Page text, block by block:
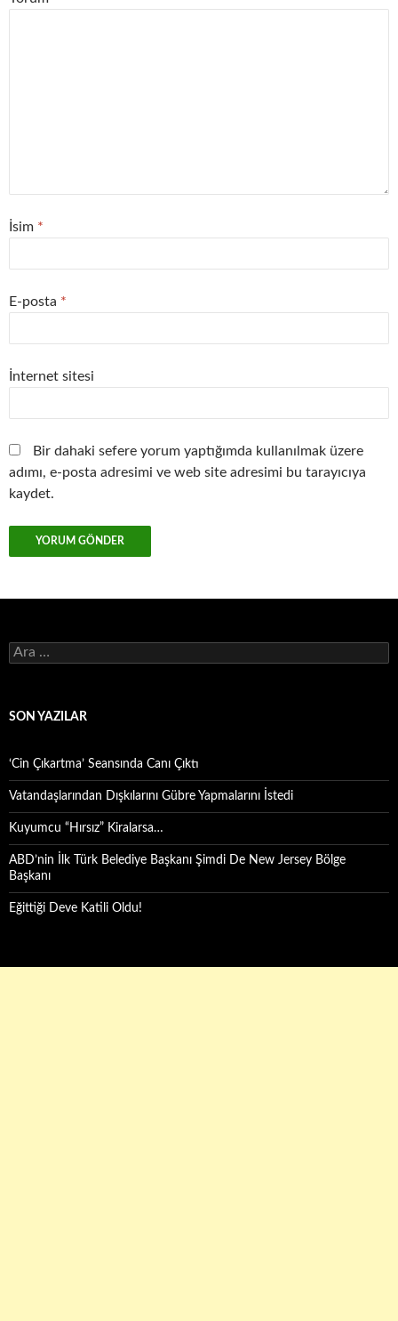
İsim *
E-posta *
İnternet sitesi
Bir dahaki sefere yorum yaptığımda kullanılmak üzere
adımı, e-posta adresimi ve web site adresimi bu tarayıcıya
kaydet.
Arama:
SON YAZILAR
‘Cin Çıkartma’ Seansında Canı Çıktı
Vatandaşlarından Dışkılarını Gübre Yapmalarını İstedi
Kuyumcu “Hırsız” Kiralarsa…
ABD’nin İlk Türk Belediye Başkanı Şimdi De New Jersey Bölge
Başkanı
Eğittiği Deve Katili Oldu!